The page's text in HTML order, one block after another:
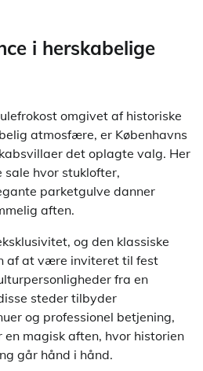
i herskabelige
omgivet af historiske
atmosfære, er Københavns
det oplagte valg. Her
hvor stuklofter,
parketgulve danner
aften.
og den klassiske
af at være inviteret til fest
fra en
steder tilbyder
og professionel betjening,
magisk aften, hvor historien
går hånd i hånd.